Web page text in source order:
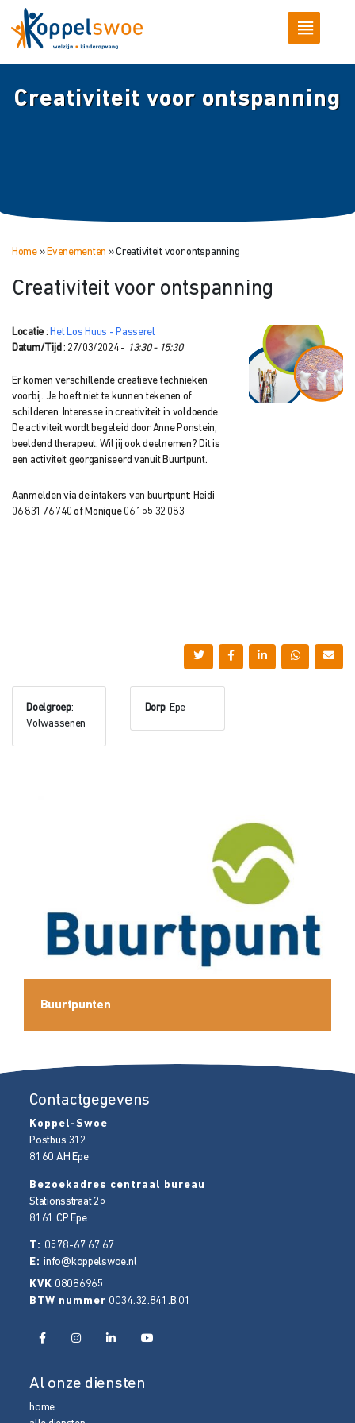
Creativiteit voor ontspanning
Home» Evenementen »Creativiteit voor ontspanning
Creativiteit voor ontspanning
Locatie : Het Los Huus - Passerel
Datum/Tijd : 27/03/2024 - 13:30 - 15:30
Er komen verschillende creatieve technieken
voorbij. Je hoeft niet te kunnen tekenen of
schilderen. Interesse in creativiteit in voldoende.
De activiteit wordt begeleid door Anne Ponstein,
beeldend therapeut. Wil jij ook deelnemen? Dit is
een activiteit georganiseerd vanuit Buurtpunt.
Aanmelden via de intakers van buurtpunt: Heidi
06 831 76 740 of Monique 06 155 32 083
Doelgroep:
Volwassenen
Dorp: Epe
Buurtpunten
Contactgegevens
Koppel-Swoe
Postbus 312
8160 AH Epe
Bezoekadres centraal bureau
Stationsstraat 25
8161 CP Epe
T: 0578-67 67 67
E:info@koppelswoe.nl
KVK 08086965
BTW nummer 0034.32.841.B.01
Al onze diensten
home